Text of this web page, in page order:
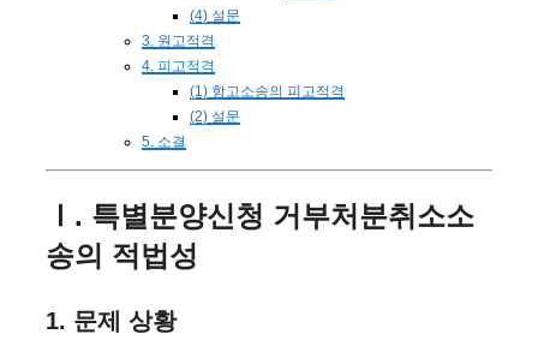
(4) 설문
3. 원고적격
4. 피고적격
(1) 항고소송의 피고적격
(2) 설문
5. 소결
Ⅰ. 특별분양신청 거부처분취소소
송의 적법성
1. 문제 상황